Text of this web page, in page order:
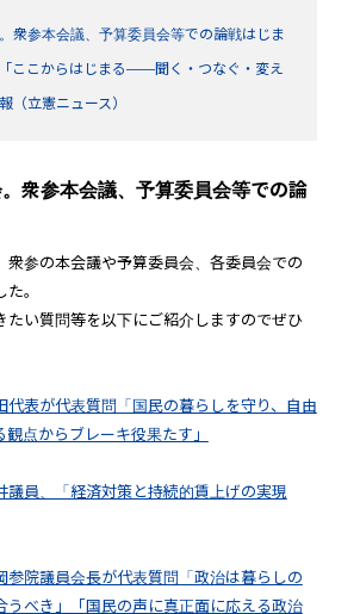
衆参本会議、予算委員会等での論戦はじま
ここからはじまる――聞く・つなぐ・変え
（立憲ニュース）
衆参本会議、予算委員会等での論
衆参の本会議や予算委員会、各委員会での
。
たい質問等を以下にご紹介しますのでぜひ
代表が代表質問「国民の暮らしを守り、自由
点からブレーキ役果たす」
議員、「経済対策と持続的賃上げの実現
参院議員会長が代表質問「政治は暮らしの
うべき」「国民の声に真正面に応える政治